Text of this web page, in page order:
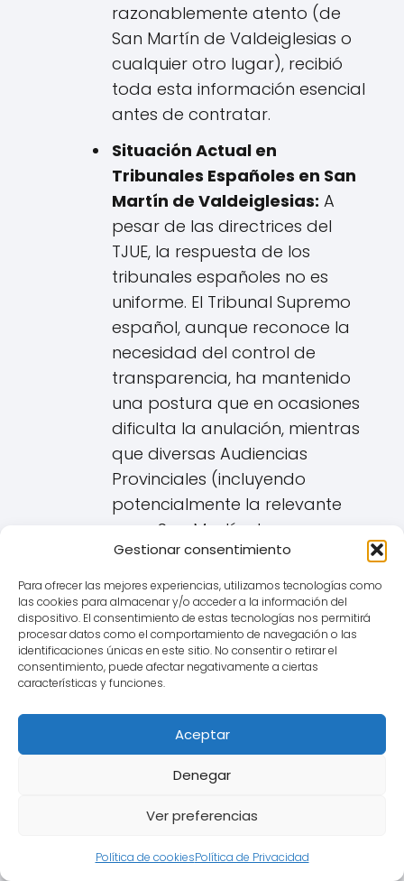
Gestionar consentimiento
Para ofrecer las mejores experiencias, utilizamos tecnologías como
las cookies para almacenar y/o acceder a la información del
dispositivo. El consentimiento de estas tecnologías nos permitirá
procesar datos como el comportamiento de navegación o las
identificaciones únicas en este sitio. No consentir o retirar el
consentimiento, puede afectar negativamente a ciertas
características y funciones.
Aceptar
Denegar
Ver preferencias
Política de cookiesPolítica de Privacidad
razonablemente atento (de
San Martín de Valdeiglesias o
cualquier otro lugar), recibió
toda esta información esencial
antes de contratar.
Situación Actual en
Tribunales Españoles en San
Martín de Valdeiglesias: A
pesar de las directrices del
TJUE, la respuesta de los
tribunales españoles no es
uniforme. El Tribunal Supremo
español, aunque reconoce la
necesidad del control de
transparencia, ha mantenido
una postura que en ocasiones
dificulta la anulación, mientras
que diversas Audiencias
Provinciales (incluyendo
potencialmente la relevante
para San Martín de
Valdeiglesias) dictan
sentencias en sentidos
distintos. Por tanto, el éxito de
una reclamación ante los
juzgados de San Martín de
Valdeiglesias depende del
caso, la documentación
aportada y la interpretación
del juzgado.
Posible Abusividad (Derivación de
la Falta de Transparencia):